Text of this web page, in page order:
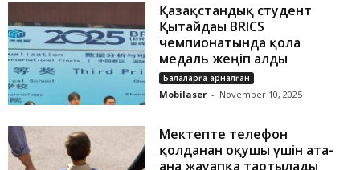
Қазақстандық студент
Қытайдағы BRICS
чемпионатында қола
медаль жеңіп алды
Балаларға арналған
Mobilaser - November 10, 2025
Мектепте телефон
қолданған оқушы үшін ата-
ана жауапқа тартылады